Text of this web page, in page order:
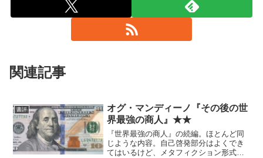
関連記事
書評
オグ・マンディーノ『その後の世
界最強の商人』★★
『世界最強の商人』の続編。ほとんど同
じような内容。自己啓発部分はよくでき
てはいるけど、メタフィクション形式の